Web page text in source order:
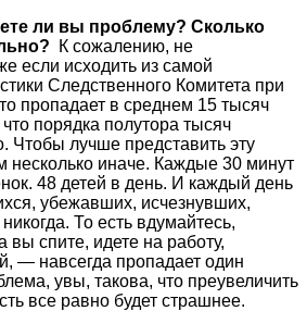
ли вы проблему? Сколько
К сожалению, не
если исходить из самой
Следственного Комитета при
пропадает в среднем 15 тысяч
порядка полутора тысяч
Чтобы лучше представить эту
несколько иначе. Каждые 30 минут
48 детей в день. И каждый день
убежавших, исчезнувших,
То есть вдумайтесь,
вы спите, идете на работу,
— навсегда пропадает один
увы, такова, что преувеличить
все равно будет страшнее.